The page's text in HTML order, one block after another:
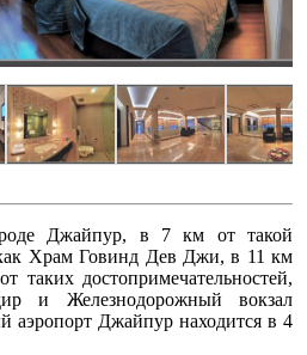
Джайпур, в 7 км от такой
как Храм Говинд Дев Джи, в 11 км
таких достопримечательностей,
и Железнодорожный вокзал
аэропорт Джайпур находится в 4